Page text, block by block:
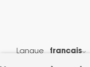
Langue français